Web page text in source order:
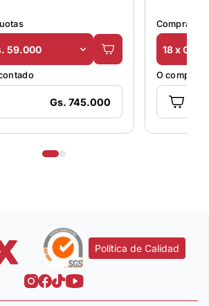
59.000
Gs. 745.000
Comprá en
18 x Gs.
O comprá
Política de Calidad